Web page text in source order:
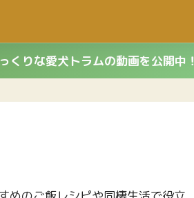
くりな愛犬トラムの動画を公開中！